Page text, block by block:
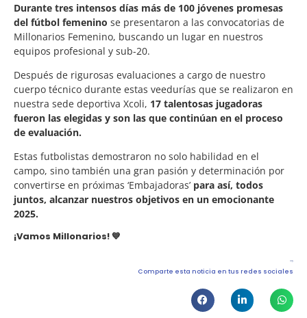
Durante tres intensos días más de 100 jóvenes promesas
del fútbol femenino se presentaron a las convocatorias de
Millonarios Femenino, buscando un lugar en nuestros
equipos profesional y sub-20.
Después de rigurosas evaluaciones a cargo de nuestro
cuerpo técnico durante estas veedurías que se realizaron en
nuestra sede deportiva Xcoli, 17 talentosas jugadoras
fueron las elegidas y son las que continúan en el proceso
de evaluación.
Estas futbolistas demostraron no solo habilidad en el
campo, sino también una gran pasión y determinación por
convertirse en próximas ‘Embajadoras’ para así, todos
juntos, alcanzar nuestros objetivos en un emocionante
2025.
¡Vamos Millonarios! 💙
Comparte esta noticia en tus redes sociales